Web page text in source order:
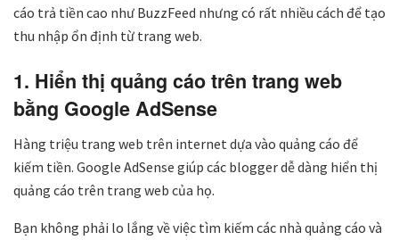
cáo trả tiền cao như BuzzFeed nhưng có rất nhiều cách để tạo
thu nhập ổn định từ trang web.
1. Hiển thị quảng cáo trên trang web
bằng Google AdSense
Hàng triệu trang web trên internet dựa vào quảng cáo để
kiếm tiền. Google AdSense giúp các blogger dễ dàng hiển thị
quảng cáo trên trang web của họ.
Bạn không phải lo lắng về việc tìm kiếm các nhà quảng cáo và